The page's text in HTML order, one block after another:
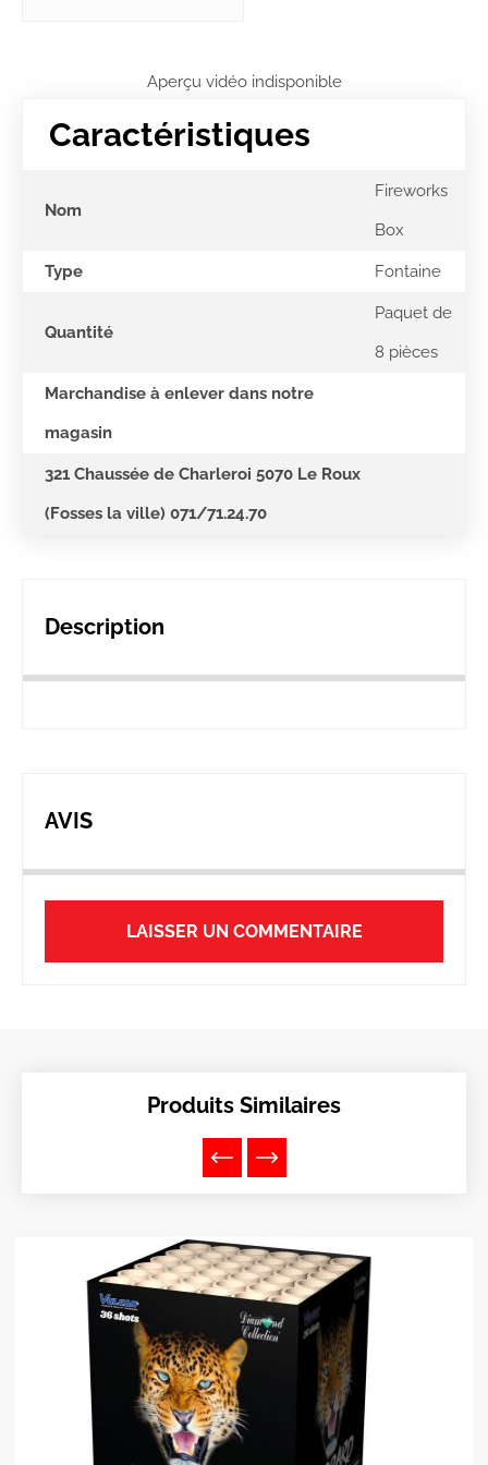
Aperçu vidéo indisponible
Caractéristiques
Nom
Fireworks
Box
Type Fontaine
Quantité
Paquet de
8 pièces
Marchandise à enlever dans notre
magasin
321 Chaussée de Charleroi 5070 Le Roux
(Fosses la ville) 071/71.24.70
Description
AVIS
LAISSER UN COMMENTAIRE
Produits Similaires